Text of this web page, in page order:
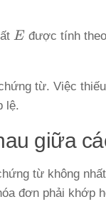
E
E được tính
từ. Việc
lệ.
giữa
từ không
đơn phải khớp